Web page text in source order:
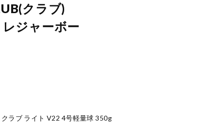
クラブ)
ジャーボー
ラブ ライト V22 4号軽量球 350g